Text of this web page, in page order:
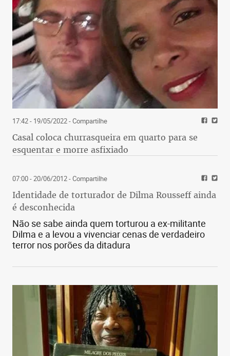
17:42 - 19/05/2022- Compartilhe
Casal coloca churrasqueira em quarto para se
esquentar e morre asfixiado
07:00 - 20/06/2012- Compartilhe
Identidade de torturador de Dilma Rousseff ainda
é desconhecida
Não se sabe ainda quem torturou a ex-militante
Dilma e a levou a vivenciar cenas de verdadeiro
terror nos porões da ditadura